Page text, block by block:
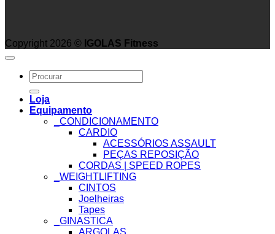
Copyright 2026 © IGOLAS Fitness
Search
for:
Loja
Equipamento
_CONDICIONAMENTO
CARDIO
ACESSÓRIOS ASSAULT
PEÇAS REPOSIÇÃO
CORDAS | SPEED ROPES
_WEIGHTLIFTING
CINTOS
Joelheiras
Tapes
_GINASTICA
ARGOLAS